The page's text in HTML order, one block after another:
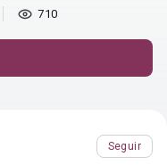
710
Seguir